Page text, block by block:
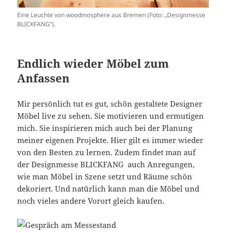
Eine Leuchte von woodmosphere aus Bremen (Foto: „Designmesse
BLICKFANG“).
Endlich wieder Möbel zum
Anfassen
Mir persönlich tut es gut, schön gestaltete Designer
Möbel live zu sehen. Sie motivieren und ermutigen
mich. Sie inspirieren mich auch bei der Planung
meiner eigenen Projekte. Hier gilt es immer wieder
von den Besten zu lernen. Zudem findet man auf
der Designmesse BLICKFANG auch Anregungen,
wie man Möbel in Szene setzt und Räume schön
dekoriert. Und natürlich kann man die Möbel und
noch vieles andere Vorort gleich kaufen.